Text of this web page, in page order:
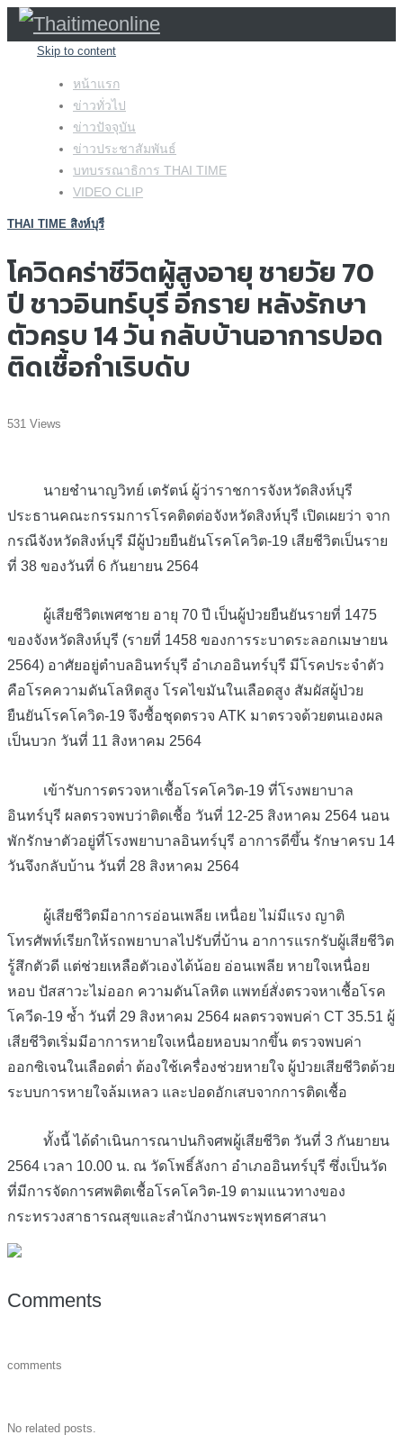
Skip to content
หน้าแรก
ข่าวทั่วไป
ข่าวปัจจุบัน
ข่าวประชาสัมพันธ์
บทบรรณาธิการ THAI TIME
VIDEO CLIP
THAI TIME สิงห์บุรี
โควิดคร่าชีวิตผู้สูงอายุ ชายวัย 70
ปี ชาวอินทร์บุรี อีกราย หลังรักษา
ตัวครบ 14 วัน กลับบ้านอาการปอด
ติดเชื้อกำเริบดับ
531 Views
นายชำนาญวิทย์ เตรัตน์ ผู้ว่าราชการจังหวัดสิงห์บุรี
ประธานคณะกรรมการโรคติดต่อจังหวัดสิงห์บุรี เปิดเผยว่า จาก
กรณีจังหวัดสิงห์บุรี มีผู้ป่วยยืนยันโรคโควิต-19 เสียชีวิตเป็นราย
ที่ 38 ของวันที่ 6 กันยายน 2564
ผู้เสียชีวิตเพศชาย อายุ 70 ปี เป็นผู้ป่วยยืนยันรายที่ 1475
ของจังหวัดสิงห์บุรี (รายที่ 1458 ของการระบาดระลอกเมษายน
2564) อาศัยอยู่ตำบลอินทร์บุรี อำเภออินทร์บุรี มีโรคประจำตัว
คือโรคความดันโลหิตสูง โรคไขมันในเลือดสูง สัมผัสผู้ป่วย
ยืนยันโรคโควิด-19 จึงซื้อชุดตรวจ ATK มาตรวจด้วยตนเองผล
เป็นบวก วันที่ 11 สิงหาคม 2564
เข้ารับการตรวจหาเชื้อโรคโควิต-19 ที่โรงพยาบาล
อินทร์บุรี ผลตรวจพบว่าติดเชื้อ วันที่ 12-25 สิงหาคม 2564 นอน
พักรักษาตัวอยู่ที่โรงพยาบาลอินทร์บุรี อาการดีขึ้น รักษาครบ 14
วันจึงกลับบ้าน วันที่ 28 สิงหาคม 2564
ผู้เสียชีวิตมีอาการอ่อนเพลีย เหนื่อย ไม่มีแรง ญาติ
โทรศัพท์เรียกให้รถพยาบาลไปรับที่บ้าน อาการแรกรับผู้เสียชีวิต
รู้สึกตัวดี แต่ช่วยเหลือตัวเองได้น้อย อ่อนเพลีย หายใจเหนื่อย
หอบ ปัสสาวะไม่ออก ความดันโลหิต แพทย์สั่งตรวจหาเชื้อโรค
โควีด-19 ซ้ำ วันที่ 29 สิงหาคม 2564 ผลตรวจพบค่า CT 35.51 ผู้
เสียชีวิตเริ่มมีอาการหายใจเหนื่อยหอบมากขึ้น ตรวจพบค่า
ออกซิเจนในเลือดต่ำ ต้องใช้เครื่องช่วยหายใจ ผู้ป่วยเสียชีวิตด้วย
ระบบการหายใจล้มเหลว และปอดอักเสบจากการติดเชื้อ
ทั้งนี้ ได้ดำเนินการณาปนกิจศพผู้เสียชีวิต วันที่ 3 กันยายน
2564 เวลา 10.00 น. ณ วัดโพธิ์ลังกา อำเภออินทร์บุรี ซึ่งเป็นวัด
ที่มีการจัดการศพติตเชื้อโรคโควิต-19 ตามแนวทางของ
กระทรวงสาธารณสุขและสำนักงานพระพุทธศาสนา
Comments
comments
No related posts.